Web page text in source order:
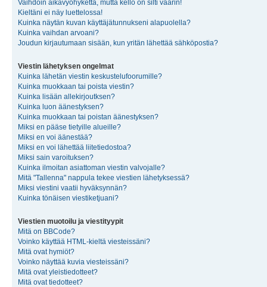
Vaihdoin aikavyöhykettä, mutta kello on silti väärin!
Kieltäni ei näy luettelossa!
Kuinka näytän kuvan käyttäjätunnukseni alapuolella?
Kuinka vaihdan arvoani?
Joudun kirjautumaan sisään, kun yritän lähettää sähköpostia?
Viestin lähetyksen ongelmat
Kuinka lähetän viestin keskustelufoorumille?
Kuinka muokkaan tai poista viestin?
Kuinka lisään allekirjoutksen?
Kuinka luon äänestyksen?
Kuinka muokkaan tai poistan äänestyksen?
Miksi en pääse tietyille alueille?
Miksi en voi äänestää?
Miksi en voi lähettää liitetiedostoa?
Miksi sain varoituksen?
Kuinka ilmoitan asiattoman viestin valvojalle?
Mitä "Tallenna" nappula tekee viestien lähetyksessä?
Miksi viestini vaatii hyväksynnän?
Kuinka tönäisen viestiketjuani?
Viestien muotoilu ja viestityypit
Mitä on BBCode?
Voinko käyttää HTML-kieltä viesteissäni?
Mitä ovat hymiöt?
Voinko näyttää kuvia viesteissäni?
Mitä ovat yleistiedotteet?
Mitä ovat tiedotteet?